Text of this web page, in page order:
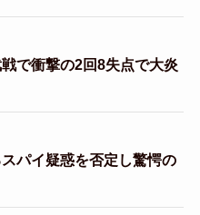
で衝撃の2回8失点で大炎
パイ疑惑を否定し驚愕の